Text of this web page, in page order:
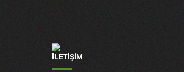
İLETİŞİM